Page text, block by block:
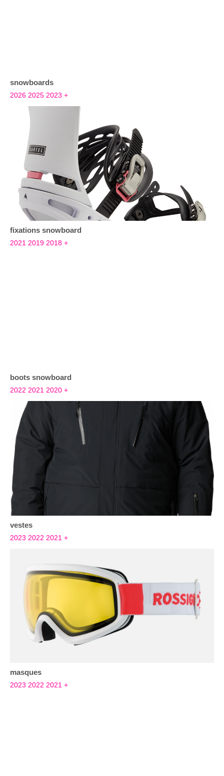
snowboards
2026 2025 2023 +
fixations snowboard
2021 2019 2018 +
boots snowboard
2022 2021 2020 +
vestes
2023 2022 2021 +
masques
2023 2022 2021 +